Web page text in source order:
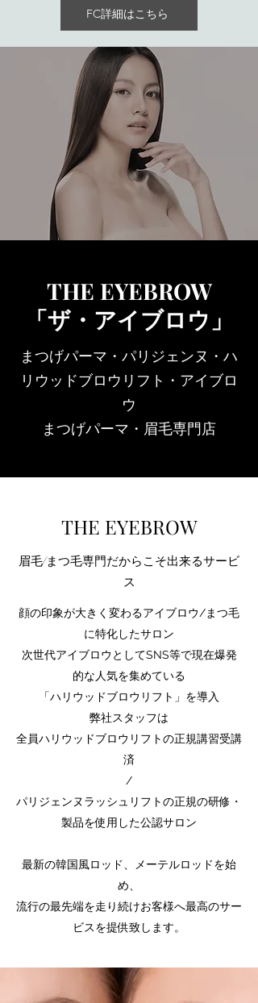
FC詳細はこちら
THE EYEBROW
「ザ・アイブロウ」
​まつげパーマ・パリジェンヌ・ハ
リウッドブロウリフト・アイブロ
ウ
まつげパーマ・眉毛専門店
THE EYEBROW
眉毛/まつ毛専門だからこそ出来るサービ
ス
顔の印象が大きく変わるアイブロウ/まつ毛
に特化したサロン
次世代アイブロウとしてSNS等で現在爆発
的な人気を集めている
「ハリウッドブロウリフト」を導入
弊社スタッフは
全員ハリウッドブロウリフトの正規講習受講
済
/
パリジェンヌラッシュリフトの正規の研修・
製品を使用した公認サロン
最新の韓国風ロッド、メーテルロッドを始
め、
流行の最先端を走り続け​お客様へ最高のサー
ビスを提供致します。